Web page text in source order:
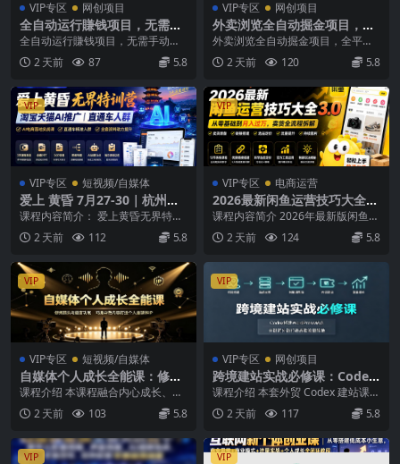
VIP专区 网创项目
全自动运行賺钱项目，无需手
动操作，稳定运行长期可做，
新手副业首选【揭秘】
全自动运行賺钱项目，无需手动操
作，稳定运行长期可做，新手副业
首选【揭秘】 项目介...
2 天前 87 5.8
VIP专区 网创项目
外卖浏览全自动掘金项目，全
平台覆盖，单窗口一天30+，
可批量矩阵做，轻松日入500+
【揭秘】
外卖浏览全自动掘金项目，全平台
覆盖，单窗口一天30+，可批量矩
阵做，轻松日入50...
2 天前 120 5.8
VIP
VIP专区 短视频/自媒体
爱上 黄昏 7月27-30｜杭州线
下无界特训营｜淘宝天猫AI推
广｜直通车人群｜全套PPT S
OP思维导图资料包
课程内容简介： 爱上黄昏无界特训
营是7月27‑30日杭州线下AI推广实
战课，价值...
2 天前 112 5.8
VIP
VIP专区 电商运营
2026最新闲鱼运营技巧大全3.
0；从零基础到月入过万，卖
货准备、链接搭建到选品定价
全拆解
课程内容简介 2026年最新版闲鱼运
营实战教程，是一套系统化、手把
手教学的闲鱼卖...
2 天前 124 5.8
VIP
VIP专区 短视频/自媒体
自媒体个人成长全能课：修炼
镜头与语言功底，巧用AI做内
课程介绍 本课程融合内心成长、高
阶表达、镜头塑造、AI 实操、自媒
体运营五大板块...
2 天前 103 5.8
VIP
VIP专区 网创项目
跨境建站实战必修课：Codex
搭建WordPress站点，关键词
课程介绍 本套外贸 Codex 建站课程
专为外贸从业者打造，从零基础建
站入门，完...
2 天前 117 5.8
VIP VIP